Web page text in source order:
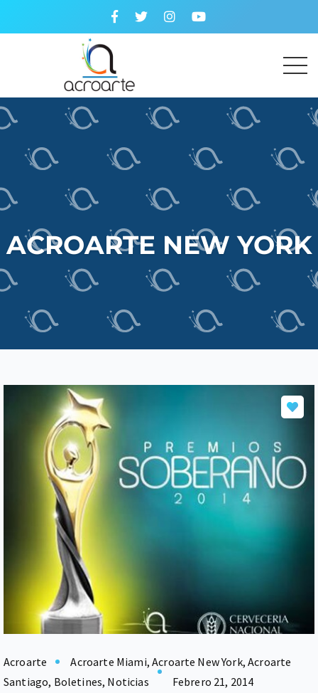
ACROARTE NEW YORK
Acroarte Acroarte Miami,Acroarte New York,Acroarte
Santiago, Boletines, Noticias Febrero 21, 2014